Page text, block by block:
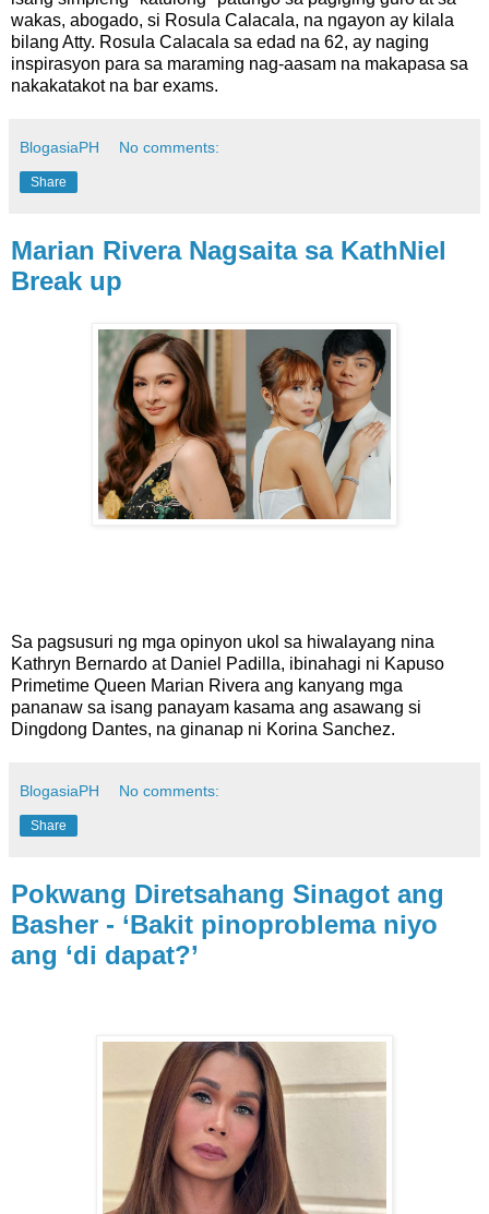
wakas, abogado, si Rosula Calacala, na ngayon ay kilala
bilang Atty. Rosula Calacala sa edad na 62, ay naging
inspirasyon para sa maraming nag-aasam na makapasa sa
nakakatakot na bar exams.
BlogasiaPH No comments:
Share
Marian Rivera Nagsaita sa KathNiel
Break up
Sa pagsusuri ng mga opinyon ukol sa hiwalayang nina
Kathryn Bernardo at Daniel Padilla, ibinahagi ni Kapuso
Primetime Queen Marian Rivera ang kanyang mga
pananaw sa isang panayam kasama ang asawang si
Dingdong Dantes, na ginanap ni Korina Sanchez.
BlogasiaPH No comments:
Share
Pokwang Diretsahang Sinagot ang
Basher - ‘Bakit pinoproblema niyo
ang ‘di dapat?’